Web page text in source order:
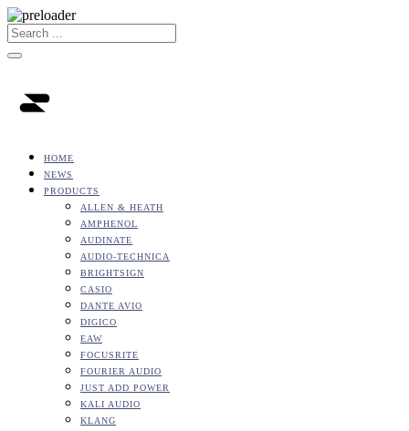
HOME
NEWS
PRODUCTS
ALLEN & HEATH
AMPHENOL
AUDINATE
AUDIO-TECHNICA
BRIGHTSIGN
CASIO
DANTE AVIO
DIGICO
EAW
FOCUSRITE
FOURIER AUDIO
JUST ADD POWER
KALI AUDIO
KLANG